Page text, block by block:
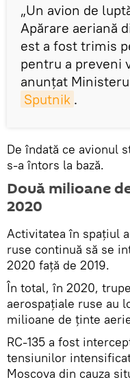
„Un avion de
Apărare aeriană
est a fost trimis
pentru a preveni
anunţat
Sputnik .
De îndată ce avionul
s-a întors la bază.
Două milioane
2020
Activitatea în spațiul
ruse continuă să se
2020 față de 2019.
În total, în 2020,
aerospațiale ruse au
milioane de ținte
RC-135 a fost
tensiunilor
Moscova din cauza